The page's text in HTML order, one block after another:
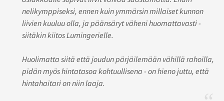
nelikymppiseksi, ennen kuin ymmärsin millaiset kunnon
liivien kuuluu olla, ja päänsäryt väheni huomattavasti -
siitäkin kiitos Lumingerielle.
Huolimatta siitä että joudun pärjäilemään vähillä rahoilla,
pidän myös hintatasoa kohtuullisena - on hieno juttu, että
hintahaitari on niin laaja.